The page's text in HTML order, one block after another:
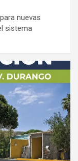
nuevas
sistema